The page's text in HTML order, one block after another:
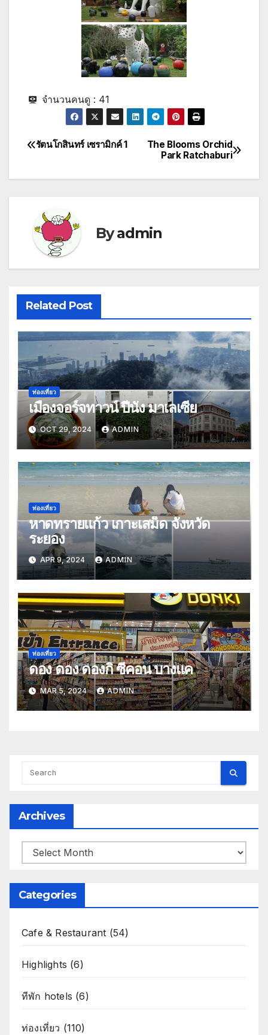
จำนวนคนดู : 41
Post
navigation
The Blooms Orchid
Park Ratchaburi
รัตนโกสินทร์ เซรามิกค์ 1
Byadmin
Related Post
ท่องเที่ยว
เมืองจอร์จทาวน์ ปีนัง มาเลเซีย
OCT 29, 2024 ADMIN
ท่องเที่ยว
หาดทรายแก้ว เกาะเสม็ด จังหวัด
ระยอง
APR 9, 2024 ADMIN
ท่องเที่ยว
ดอง ดอง ดองกิ ซีคอน บางแค
MAR 5, 2024 ADMIN
Archives
Archives
Categories
Cafe & Restaurant (54)
Highlights (6)
ทีพัก hotels (6)
ท่องเที่ยว (110)